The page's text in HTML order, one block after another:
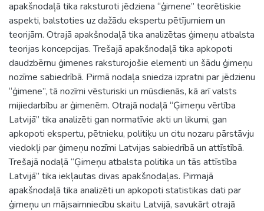
apakšnodaļā tika raksturoti jēdziena “ģimene” teorētiskie
aspekti, balstoties uz dažādu ekspertu pētījumiem un
teorijām. Otrajā apakšnodaļā tika analizētas ģimeņu atbalsta
teorijas koncepcijas. Trešajā apakšnodaļā tika apkopoti
daudzbērnu ģimenes raksturojošie elementi un šādu ģimeņu
nozīme sabiedrībā. Pirmā nodaļa sniedza izpratni par jēdzienu
“ģimene”, tā nozīmi vēsturiski un mūsdienās, kā arī valsts
mijiedarbību ar ģimenēm. Otrajā nodaļā “Ģimeņu vērtība
Latvijā” tika analizēti gan normatīvie akti un likumi, gan
apkopoti ekspertu, pētnieku, politiķu un citu nozaru pārstāvju
viedokļi par ģimeņu nozīmi Latvijas sabiedrībā un attīstībā.
Trešajā nodaļā “Ģimeņu atbalsta politika un tās attīstība
Latvijā” tika iekļautas divas apakšnodaļas. Pirmajā
apakšnodaļā tika analizēti un apkopoti statistikas dati par
ģimeņu un mājsaimniecību skaitu Latvijā, savukārt otrajā